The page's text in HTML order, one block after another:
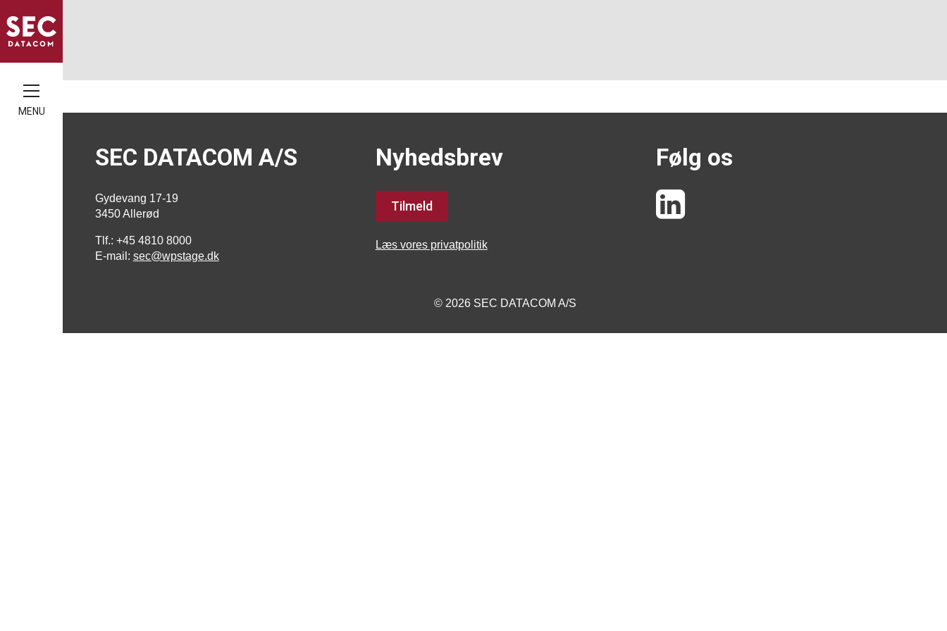
MENU
SEC DATACOM A/S
Gydevang 17-19
3450 Allerød
Tlf.: +45 4810 8000
E-mail: sec@wpstage.dk
Nyhedsbrev
Tilmeld
Læs vores privatpolitik
Følg os
© 2026 SEC DATACOM A/S